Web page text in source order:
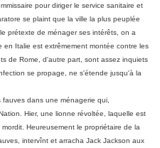
pour diriger le service sanitaire et
se plaint que la ville la plus peuplée
prétexte de ménager ses intérêts, on a
Italie est extrêmement montée contre les
de Rome, d'autre part, sont assez inquiets
se propage, ne s'étende jusqu'à la
dans une ménagerie qui,
Hier, une lionne révoltée, laquelle est
Heureusement le propriétaire de la
intervînt et arracha Jack Jackson aux